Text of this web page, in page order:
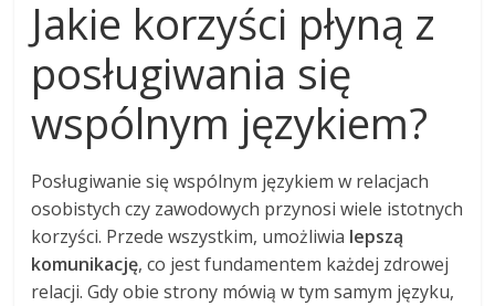
Jakie korzyści płyną z
posługiwania się
wspólnym językiem?
Posługiwanie się wspólnym językiem w relacjach
osobistych czy zawodowych przynosi wiele istotnych
korzyści. Przede wszystkim, umożliwia lepszą
komunikację, co jest fundamentem każdej zdrowej
relacji. Gdy obie strony mówią w tym samym języku,